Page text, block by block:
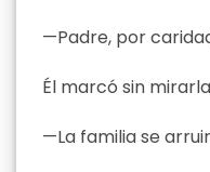
—Padre, por
Él marcó sin
—La familia se